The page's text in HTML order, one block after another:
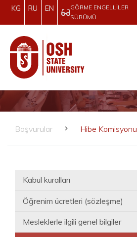
KG RU EN
GÖRME ENGELLILER
SÜRÜMÜ
Başvurular Hibe Komisyonu
Kabul kuralları
Öğrenim ücretleri (sözleşme)
Mesleklerle ilgili genel bilgiler